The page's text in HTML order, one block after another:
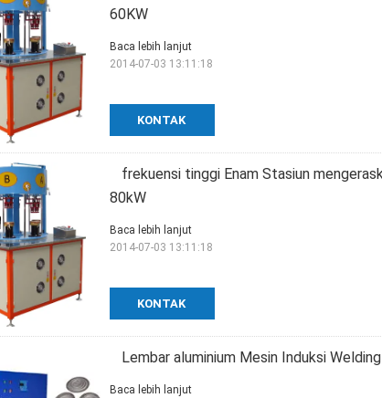
60KW
KONTAK
Baca lebih lanjut
2014-07-03 13:11:18
frekuensi tinggi Enam Stasiun
80kW
KONTAK
Baca lebih lanjut
2014-07-03 13:11:18
Lembar aluminium Mesin Induksi
Baca lebih lanjut